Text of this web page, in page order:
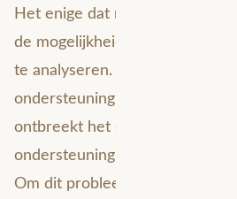
Het enige dat nog relatief
de mogelijkheid om ruimtelijke
te analyseren. Hoewel het de
ondersteuning voor
ontbreekt het out of the box
ondersteuning voor geometrie
Om dit probleem op te lossen